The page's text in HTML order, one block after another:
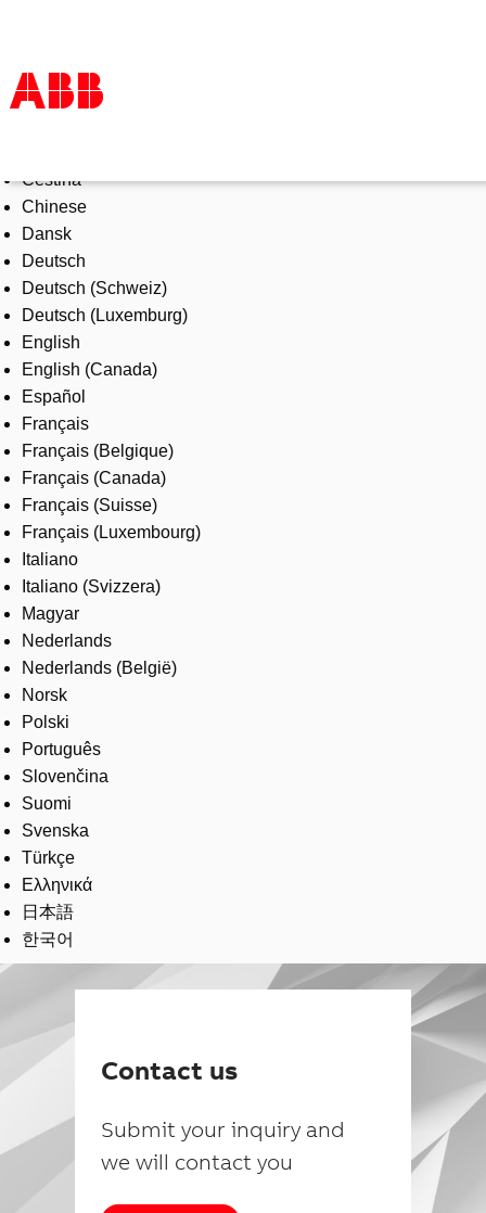
Products & Solutions
Industries
Services
About us
Where to buy
Contact us
Careers
Čeština
Chinese
Dansk
Deutsch
Deutsch (Schweiz)
Deutsch (Luxemburg)
English
English (Canada)
Español
Français
Français (Belgique)
Français (Canada)
Français (Suisse)
Français (Luxembourg)
Italiano
Italiano (Svizzera)
Magyar
Nederlands
Nederlands (België)
Norsk
Polski
Português
Slovenčina
Suomi
Svenska
Türkçe
Ελληνικά
日本語
한국어
Contact us
Submit your inquiry and
we will contact you